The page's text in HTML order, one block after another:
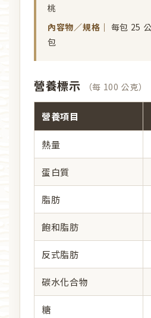
桃
內容物／規格｜ 每包 25
包
營養標示 （每 100 公克）
營養項目
熱量
蛋白質
脂肪
飽和脂肪
反式脂肪
碳水化合物
糖